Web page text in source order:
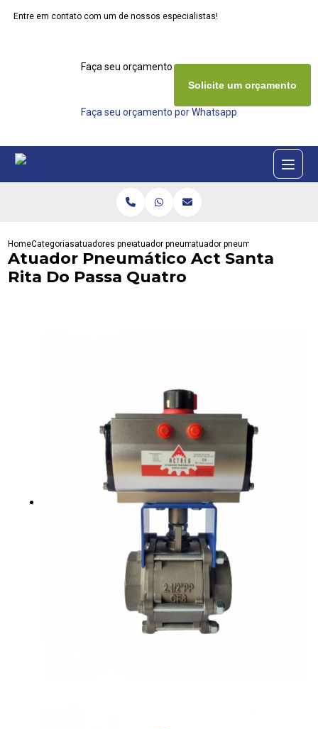
Entre em contato com um de nossos especialistas!
Faça seu orçamento agora mesmo
Faça seu orçamento por Whatsapp
Solicite um orçamento
HomeCategoriasatuadores pneumaticosatuador pneumatico actatuador pneumatico act santa
Atuador Pneumático Act Santa
Rita Do Passa Quatro